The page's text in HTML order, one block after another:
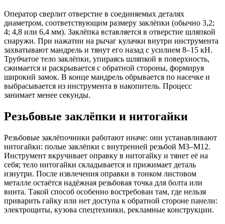
Оператор сверлит отверстие в соединяемых деталях
диаметром, соответствующим размеру заклёпки (обычно 3,2;
4; 4,8 или 6,4 мм). Заклёпка вставляется в отверстие шляпкой
снаружи. При нажатии на рычаг кулачки внутри инструмента
захватывают мандрель и тянут его назад с усилием 8–15 кН.
Трубчатое тело заклёпки, упираясь шляпкой в поверхность,
сжимается и раскрывается с обратной стороны, формируя
широкий замок. В конце мандрель обрывается по насечке и
выбрасывается из инструмента в накопитель. Процесс
занимает менее секунды.
Резьбовые заклёпки и нитогайки
Резьбовые заклёпочники работают иначе: они устанавливают
нитогайки: полые заклёпки с внутренней резьбой М3–М12.
Инструмент вкручивает оправку в нитогайку и тянет её на
себя; тело нитогайки складывается и прижимает деталь
изнутри. После извлечения оправки в тонком листовом
металле остаётся надёжная резьбовая точка для болта или
винта. Такой способ особенно востребован там, где нельзя
приварить гайку или нет доступа к обратной стороне панели:
электрощиты, кузова спецтехники, рекламные конструкции.